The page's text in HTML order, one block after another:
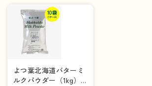
よつ葉北海道バターミ
ルクパウダー（1kg）